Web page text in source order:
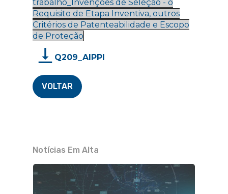
trabalho_Invenções de Seleção - o
Requisito de Etapa Inventiva, outros
Critérios de Patenteabilidade e Escopo
de Proteção
Q209_AIPPI
VOLTAR
Notícias Em Alta